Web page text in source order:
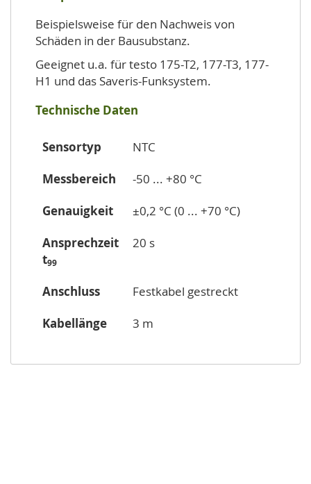
Beispielsweise für den Nachweis von
Schäden in der Bausubstanz.
Geeignet u.a. für testo 175-T2, 177-T3, 177-
H1 und das Saveris-Funksystem.
Technische Daten
Sensortyp
NTC
Messbereich
-50 ... +80 °C
Genauigkeit
±0,2 °C (0 ... +70 °C)
Ansprechzeit
t99
20 s
Anschluss
Festkabel gestreckt
Kabellänge
3 m